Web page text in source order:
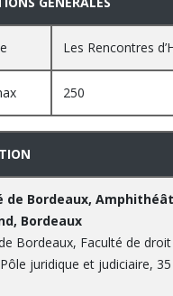
Les Rencontres
250
de Bordeaux,
Bordeaux
Bordeaux, Faculté de
juridique et judiciaire,